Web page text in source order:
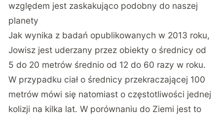
względem jest zaskakująco podobny do naszej
planety
Jak wynika z badań opublikowanych w 2013 roku,
Jowisz jest uderzany przez obiekty o średnicy od
5 do 20 metrów średnio od 12 do 60 razy w roku.
W przypadku ciał o średnicy przekraczającej 100
metrów mówi się natomiast o częstotliwości jednej
kolizji na kilka lat. W porównaniu do Ziemi jest to